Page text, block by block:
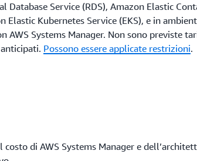
Database Service (RDS), Amazon Elastic
Elastic Kubernetes Service (EKS), e in
AWS Systems Manager. Non sono previste
Possono essere applicate restrizioni.
costo di AWS Systems Manager e